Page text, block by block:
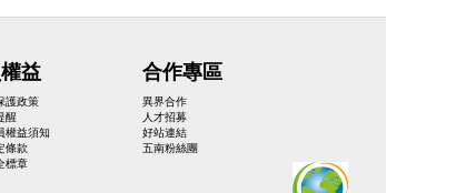
益
護政策
醒
權益須知
條款
標章
合作專區
異界合作
人才招募
好站連結
五南粉絲團